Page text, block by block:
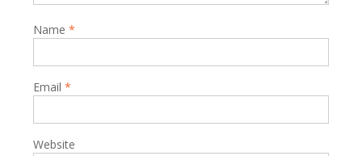
Name *
Email *
Website